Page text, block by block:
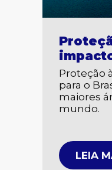
Proteção
para o
maiores
mundo.
LEIA